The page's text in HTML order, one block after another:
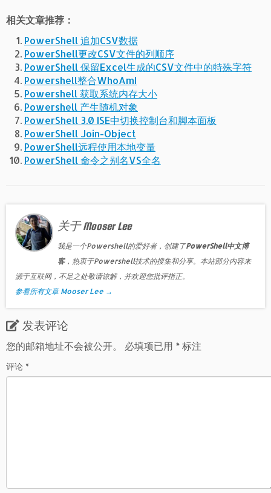
相关文章推荐：
PowerShell 追加CSV数据
PowerShell更改CSV文件的列顺序
PowerShell 保留Excel生成的CSV文件中的特殊字符
Powershell整合WhoAmI
Powershell 获取系统内存大小
Powershell 产生随机对象
PowerShell 3.0 ISE中切换控制台和脚本面板
PowerShell Join-Object
PowerShell远程使用本地变量
PowerShell 命令之别名VS全名
关于 Mooser Lee
我是一个Powershell的爱好者，创建了PowerShell中文博
客，热衷于Powershell技术的搜集和分享。本站部分内容来
源于互联网，不足之处敬请谅解，并欢迎您批评指正。
参看所有文章 Mooser Lee →
发表评论
您的邮箱地址不会被公开。
必填项已用 *标注
评论 *